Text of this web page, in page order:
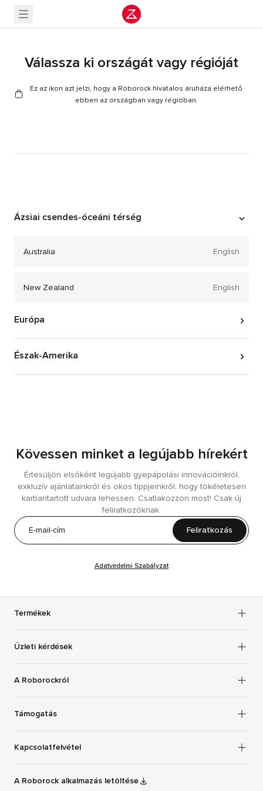
Válassza ki országát vagy régióját
Ez az ikon azt jelzi, hogy a Roborock hivatalos áruháza elérhető
ebben az országban vagy régióban.
Ázsiai csendes-óceáni térség
Australia English
New Zealand English
Európa
Austria
Czechia čeština
Denmark Dansk
Estonia Eesti keel
France
Germany Deutsch
Hungary magyar
Ireland English (Ireland)
Italy
Észak-Amerika
Kövessen minket a legújabb hírekért
Értesüljön elsőként legújabb gyepápolási innovációinkról,
exkluzív ajánlatainkról és okos tippjeinkről, hogy tökéletesen
karbantartott udvara lehessen. Csatlakozzon most! Csak új
feliratkozóknak.
Feliratkozás
Adatvédelmi Szabályzat
Termékek
Üzleti kérdések
A Roborockról
Támogatás
Kapcsolatfelvétel
A Roborock alkalmazás letöltése